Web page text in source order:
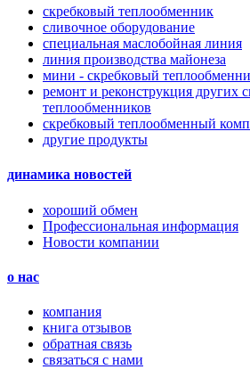
скребковый теплообменник
сливочное оборудование
специальная маслобойная линия
линия производства майонеза
мини - скребковый
ремонт и реконструкция других
теплообменников
скребковый теплообменный
другие продукты
динамика новостей
хороший обмен
Профессиональная информация
Новости компании
о нас
компания
книга отзывов
обратная связь
связаться с нами